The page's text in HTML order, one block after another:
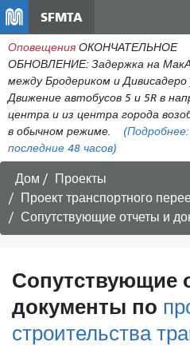
SFMTA
Оповещения ОКОНЧАТЕЛЬНОЕ
ОБНОВЛЕНИЕ: Задержка на
между Бродериком и Дивисадеро
Движение автобусов 5 и 5R в
центра и из центра города
в обычном режиме.
(Подробнее:
последние 48 часов)
Дом
Проекты
Проект транспортного
Сопутствующие отчеты и
Сопутствующие
документы по
строительства